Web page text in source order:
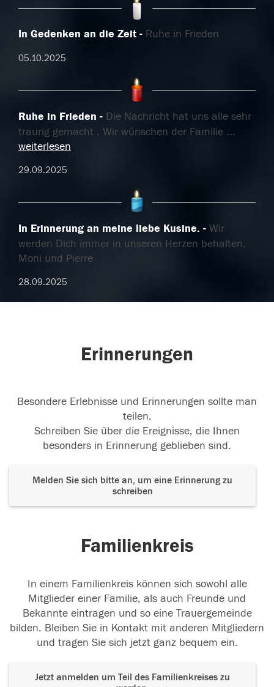
In Gedenken an die Zeit Ruhe in Frieden
05.10.2025
Ruhe in Frieden
Die Nachricht hat uns alle sehr
traurig gemacht . Wir wünschen der Familie ...
weiterlesen
29.09.2025
In Erinnerung an meine liebe Kusine.
Wir
werden Dich immer in unseren Herzen behalten.
Moni und Pierre
28.09.2025
Erinnerungen
Besondere Erlebnisse und Erinnerungen sollte man
teilen.
Schreiben Sie über die Ereignisse, die Ihnen
besonders in Erinnerung geblieben sind.
Melden Sie sich bitte an, um eine Erinnerung zu
schreiben
Familienkreis
In einem Familienkreis können sich sowohl alle
Mitglieder einer Familie, als auch Freunde und
Bekannte eintragen und so eine Trauergemeinde
bilden. Bleiben Sie in Kontakt mit anderen Mitgliedern
und tragen Sie sich jetzt ganz bequem ein.
Jetzt anmelden um Teil des Familienkreises zu